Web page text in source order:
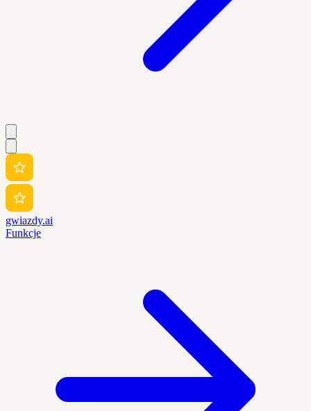
gwiazdy.ai
Funkcje